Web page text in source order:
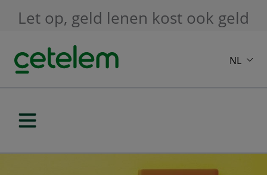
Let op, geld lenen kost ook geld
NL